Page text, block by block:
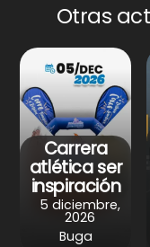
t
s
A
p
p
Otras
Carrera
atlética ser
inspiración
5 diciembre,
2026
Buga